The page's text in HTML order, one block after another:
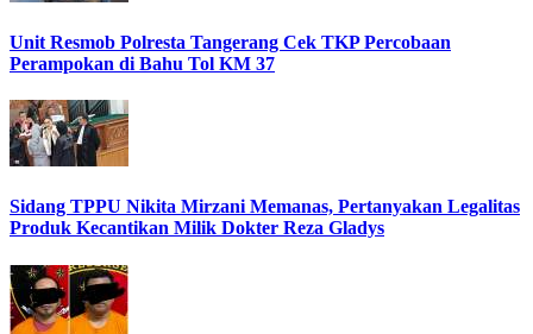
Unit Resmob Polresta Tangerang Cek TKP Percobaan
Perampokan di Bahu Tol KM 37
Sidang TPPU Nikita Mirzani Memanas, Pertanyakan Legalitas
Produk Kecantikan Milik Dokter Reza Gladys